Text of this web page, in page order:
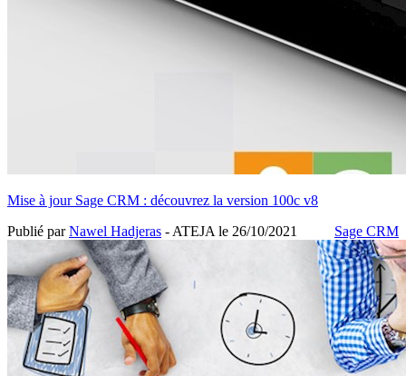
Mise à jour Sage CRM : découvrez la version 100c v8
Sage CRM
Publié parNawel Hadjeras - ATEJA le 26/10/2021